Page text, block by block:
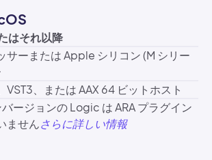
はそれ以降
サーまたは Apple シリコン (M シリー
VST3、または AAX 64 ビットホスト
ージョンの Logic は ARA プラグイン
ませんさらに詳しい情報